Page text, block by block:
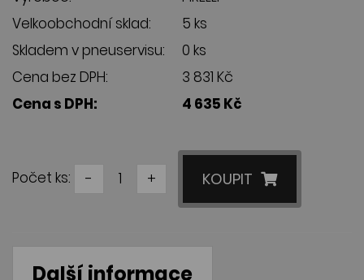
Velkoobchodní sklad:
5 ks
Skladem v pneuservisu:
0 ks
Cena bez DPH:
3 831 Kč
Cena s DPH:
4 635 Kč
Počet ks: - + KOUPIT
Další informace